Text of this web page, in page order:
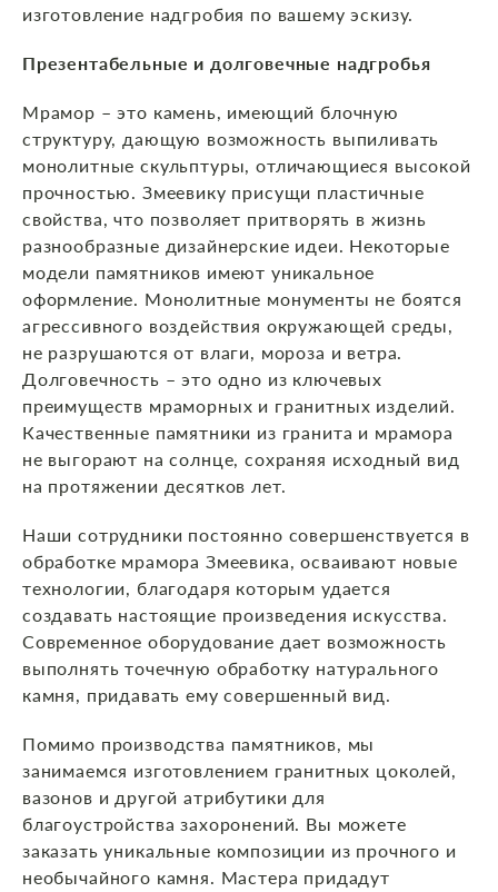
изготовление надгробия по вашему эскизу.
Презентабельные и долговечные надгробья
Мрамор – это камень, имеющий блочную
структуру, дающую возможность выпиливать
монолитные скульптуры, отличающиеся высокой
прочностью. Змеевику присущи пластичные
свойства, что позволяет притворять в жизнь
разнообразные дизайнерские идеи. Некоторые
модели памятников имеют уникальное
оформление. Монолитные монументы не боятся
агрессивного воздействия окружающей среды,
не разрушаются от влаги, мороза и ветра.
Долговечность – это одно из ключевых
преимуществ мраморных и гранитных изделий.
Качественные памятники из гранита и мрамора
не выгорают на солнце, сохраняя исходный вид
на протяжении десятков лет.
Наши сотрудники постоянно совершенствуется в
обработке мрамора Змеевика, осваивают новые
технологии, благодаря которым удается
создавать настоящие произведения искусства.
Современное оборудование дает возможность
выполнять точечную обработку натурального
камня, придавать ему совершенный вид.
Помимо производства памятников, мы
занимаемся изготовлением гранитных цоколей,
вазонов и другой атрибутики для
благоустройства захоронений. Вы можете
заказать уникальные композиции из прочного и
необычайного камня. Мастера придадут